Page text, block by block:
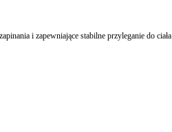
i zapewniające stabilne przyleganie do ciała